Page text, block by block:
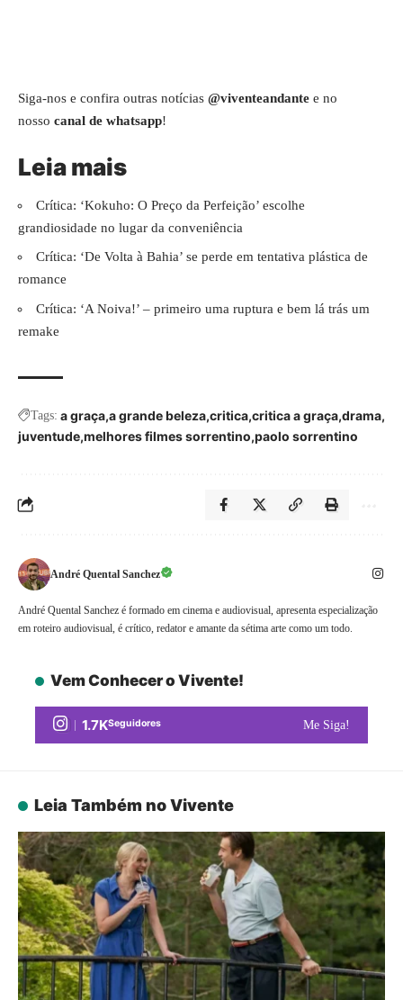
Siga-nos e confira outras notícias @viventeandante e no
nosso canal de whatsapp!
Leia mais
Crítica: ‘Kokuho: O Preço da Perfeição’ escolhe
grandiosidade no lugar da conveniência
Crítica: ‘De Volta à Bahia’ se perde em tentativa plástica de
romance
Crítica: ‘A Noiva!’ – primeiro uma ruptura e bem lá trás um
remake
Tags: a graça a grande beleza critica critica a graça drama
juventude melhores filmes sorrentino paolo sorrentino
André Quental Sanchez
André Quental Sanchez é formado em cinema e audiovisual, apresenta especialização
em roteiro audiovisual, é crítico, redator e amante da sétima arte como um todo.
Vem Conhecer o Vivente!
1.7KSeguidores Me Siga!
Leia Também no Vivente